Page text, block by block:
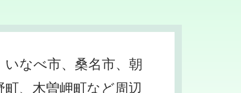
なべ市、桑名市、朝
、木曽岬町など周辺